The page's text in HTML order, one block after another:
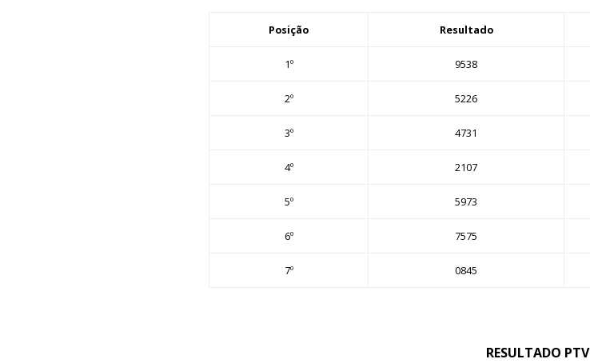
Posição Resultado
1º 9538
2º 5226
3º 4731
4º 2107
5º 5973
6º 7575
7º 0845
RESULTADO PTV